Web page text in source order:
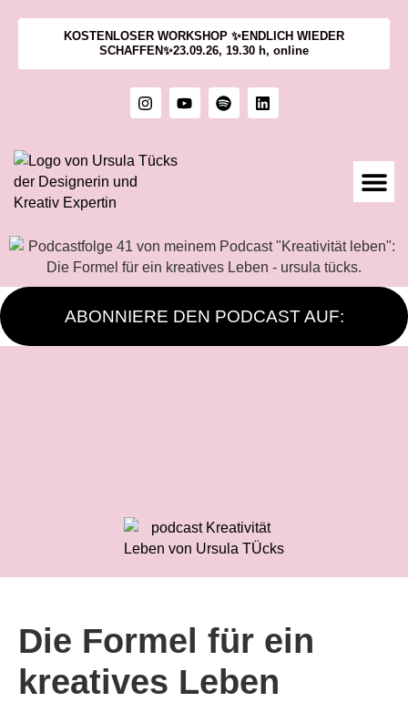
KOSTENLOSER WORKSHOP ✨ENDLICH WIEDER
SCHAFFEN✨23.09.26, 19.30 h, online
ABONNIERE DEN PODCAST AUF:
Die Formel für ein
kreatives Leben